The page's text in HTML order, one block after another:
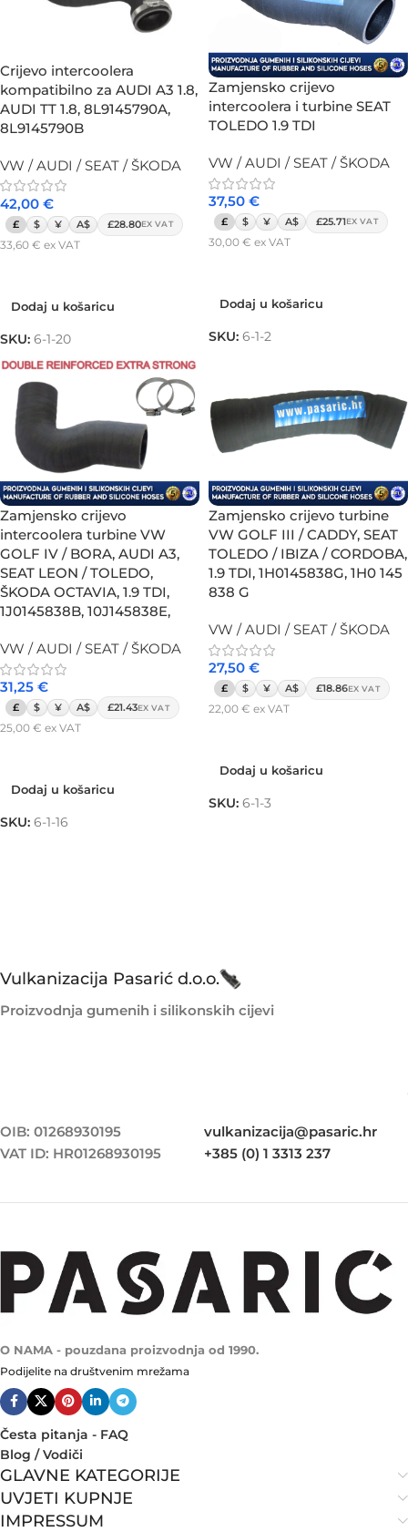
Crijevo intercoolera
kompatibilno za AUDI A3 1.8,
AUDI TT 1.8, 8L9145790A,
8L9145790B
VW / AUDI / SEAT / ŠKODA
42,00 €
£ $ ¥ A$ £28.80EX VAT
33,60 € ex VAT
Dodaj u košaricu
SKU: 6-1-20
Zamjensko crijevo
intercoolera i turbine SEAT
TOLEDO 1.9 TDI
VW / AUDI / SEAT / ŠKODA
37,50 €
£ $ ¥ A$ £25.71EX VAT
30,00 € ex VAT
Dodaj u košaricu
SKU: 6-1-2
Zamjensko crijevo
intercoolera turbine VW
GOLF IV / BORA, AUDI A3,
SEAT LEON / TOLEDO,
ŠKODA OCTAVIA, 1.9 TDI,
1J0145838B, 10J145838E,
VW / AUDI / SEAT / ŠKODA
31,25 €
£ $ ¥ A$ £21.43EX VAT
25,00 € ex VAT
Dodaj u košaricu
SKU: 6-1-16
Zamjensko crijevo turbine
VW GOLF III / CADDY, SEAT
TOLEDO / IBIZA / CORDOBA,
1.9 TDI, 1H0145838G, 1H0 145
838 G
VW / AUDI / SEAT / ŠKODA
27,50 €
£ $ ¥ A$ £18.86EX VAT
22,00 € ex VAT
Dodaj u košaricu
SKU: 6-1-3
Vulkanizacija Pasarić d.o.o.
Proizvodnja gumenih i silikonskih cijevi
OIB: 01268930195
VAT ID: HR01268930195
vulkanizacija@pasaric.hr
+385 (0) 1 3313 237
O NAMA - pouzdana proizvodnja od 1990.
Podijelite na društvenim mrežama
Česta pitanja - FAQ
Blog / Vodiči
GLAVNE KATEGORIJE
UVJETI KUPNJE
IMPRESSUM